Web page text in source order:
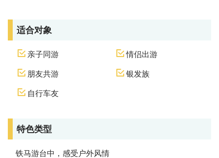
适合对象
亲子同游
情侣出游
朋友共游
银发族
自行车友
特色类型
铁马游台中，感受户外风情